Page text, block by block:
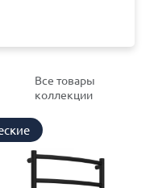
Все товары
коллекции